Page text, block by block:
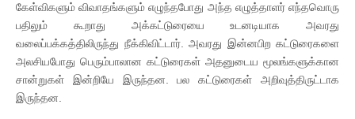
கேள்விகளும் விவாதங்களும் எழுந்தபோது அந்த எழுத்தாளர் எந்தவொரு
பதிலும் கூறாது அக்கட்டுரையை உடனடியாக அவரது
வலைப்பக்கத்திலிருந்து நீக்கிவிட்டார். அவரது இன்னபிற கட்டுரைகளை
அலசியபோது பெரும்பாலான கட்டுரைகள் அதனுடைய மூலங்களுக்கான
சான்றுகள் இன்றியே இருந்தன. பல கட்டுரைகள் அறிவுத்திருட்டாக
இருந்தன.